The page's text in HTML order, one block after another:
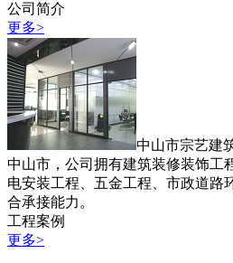
公司简介
更多>
中山市宗艺建
中山市，公司拥有建筑装修装饰工
电安装工程、五金工程、市政道路
合承接能力。
工程案例
更多>